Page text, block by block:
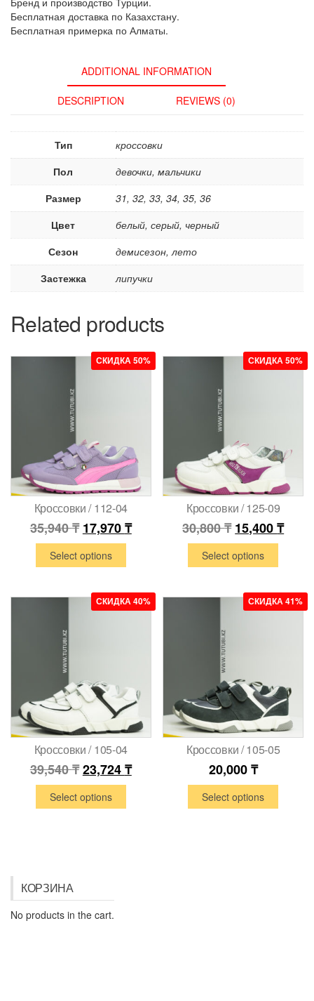
Бесплатная доставка по Казахстану.
Бесплатная примерка по Алматы.
ADDITIONAL INFORMATION
DESCRIPTION REVIEWS (0)
Тип
кроссовки
Пол
девочки, мальчики
Размер
31, 32, 33, 34, 35, 36
Цвет
белый, серый, черный
Сезон
демисезон, лето
Застежка
липучки
Related products
СКИДКА 50%
Кроссовки / 112-04
35,940₸ 17,970₸
Select options
СКИДКА 50%
Кроссовки / 125-09
30,800₸ 15,400₸
Select options
СКИДКА 40%
Кроссовки / 105-04
39,540₸23,724₸
Select options
СКИДКА 41%
Кроссовки / 105-05
20,000₸
Select options
КОРЗИНА
No products in the cart.